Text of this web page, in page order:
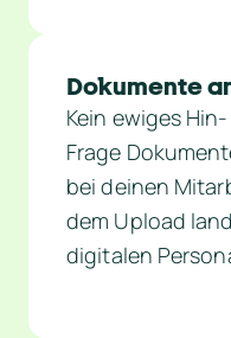
Dokumente
Kein ewiges
Frage
bei deinen
dem Upload
digitalen